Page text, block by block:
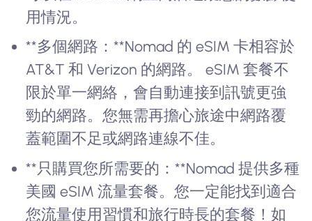
用情況。
**多個網路：**Nomad 的 eSIM 卡相容於
AT&T 和 Verizon 的網路。 eSIM 套餐不
限於單一網絡，會自動連接到訊號更強
勁的網路。您無需再擔心旅途中網路覆
蓋範圍不足或網路連線不佳。
**只購買您所需要的：**Nomad 提供多種
美國 eSIM 流量套餐。您一定能找到適合
您流量使用習慣和旅行時長的套餐！如